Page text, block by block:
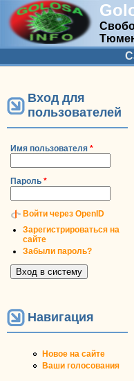
Вход для
пользователей
Имя пользователя *
Пароль *
Войти через OpenID
Зарегистрироваться на
сайте
Забыли пароль?
Навигация
Новое на сайте
Ваши голосования